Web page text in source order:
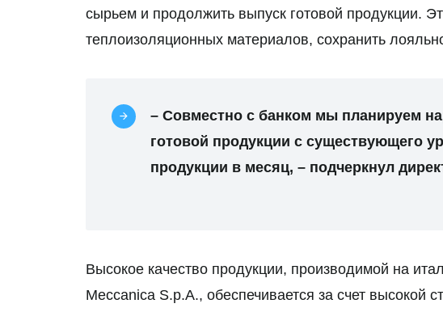
сырьем и продолжить выпуск готовой продукции.
теплоизоляционных материалов, сохранить
– Совместно с банком мы планируем
готовой продукции с существующего
продукции в месяц, – подчеркнул
Высокое качество продукции, производимой на
Meccanica S.p.A., обеспечивается за счет высокой